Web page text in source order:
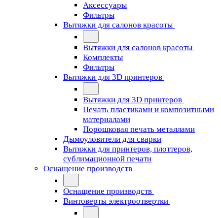
Аксессуары
Фильтры
Вытяжки для салонов красоты
Вытяжки для салонов красоты
Комплекты
Фильтры
Вытяжки для 3D принтеров
Вытяжки для 3D принтеров
Печать пластиками и композитными
материалами
Порошковая печать металлами
Дымоуловители для сварки
Вытяжки для принтеров, плоттеров,
сублимационной печати
Оснащение производств
Оснащение производств
Винтоверты электроотвертки